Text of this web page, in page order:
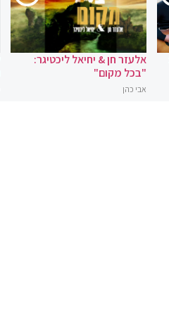
אלעזר חן & יחיאל ליכטיגר:
"בכל מקום"
אבי כהן